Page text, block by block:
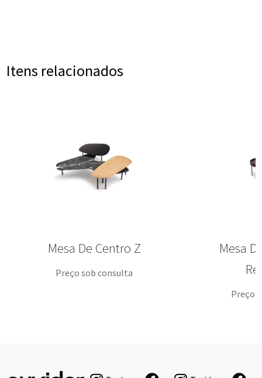
Itens relacionados
Mesa De Centro Z
Preço sob consulta
Mesa
Preço